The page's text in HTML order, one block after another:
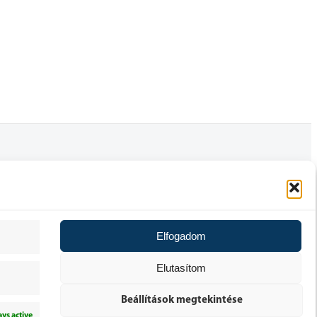
Elfogadom
Elutasítom
Beállítások megtekintése
ÁLTALÁNOS SZERZŐDÉSI FELTÉTELEK
30 NAPOS ELÁLLÁSI JOG